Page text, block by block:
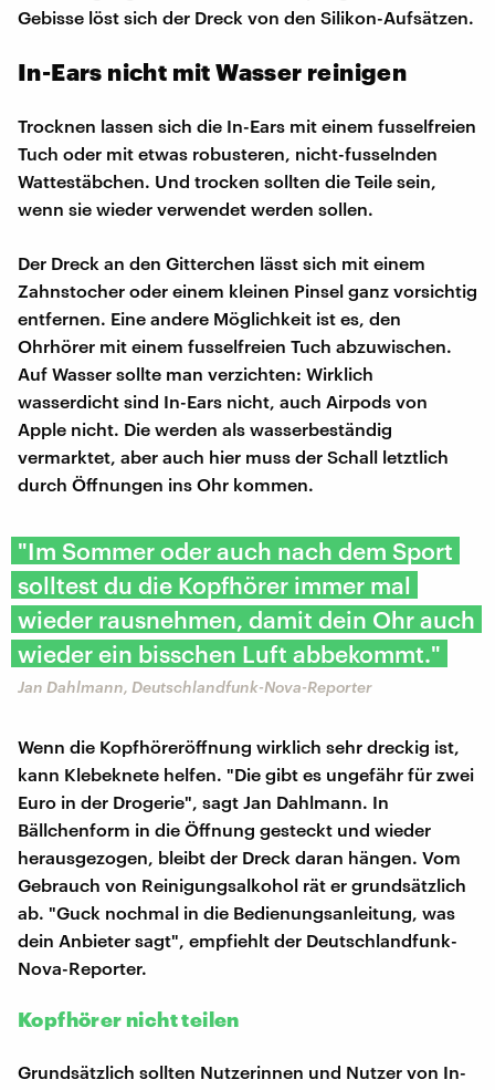
Gebisse löst sich der Dreck von den Silikon-Aufsätzen.
In-Ears nicht mit Wasser reinigen
Trocknen lassen sich die In-Ears mit einem fusselfreien
Tuch oder mit etwas robusteren, nicht-fusselnden
Wattestäbchen. Und trocken sollten die Teile sein,
wenn sie wieder verwendet werden sollen.
Der Dreck an den Gitterchen lässt sich mit einem
Zahnstocher oder einem kleinen Pinsel ganz vorsichtig
entfernen. Eine andere Möglichkeit ist es, den
Ohrhörer mit einem fusselfreien Tuch abzuwischen.
Auf Wasser sollte man verzichten: Wirklich
wasserdicht sind In-Ears nicht, auch Airpods von
Apple nicht. Die werden als wasserbeständig
vermarktet, aber auch hier muss der Schall letztlich
durch Öffnungen ins Ohr kommen.
"Im Sommer oder auch nach dem Sport
solltest du die Kopfhörer immer mal
wieder rausnehmen, damit dein Ohr auch
wieder ein bisschen Luft abbekommt."
Jan Dahlmann, Deutschlandfunk-Nova-Reporter
Wenn die Kopfhöreröffnung wirklich sehr dreckig ist,
kann Klebeknete helfen. "Die gibt es ungefähr für zwei
Euro in der Drogerie", sagt Jan Dahlmann. In
Bällchenform in die Öffnung gesteckt und wieder
herausgezogen, bleibt der Dreck daran hängen. Vom
Gebrauch von Reinigungsalkohol rät er grundsätzlich
ab. "Guck nochmal in die Bedienungsanleitung, was
dein Anbieter sagt", empfiehlt der Deutschlandfunk-
Nova-Reporter.
Kopfhörer nicht teilen
Grundsätzlich sollten Nutzerinnen und Nutzer von In-